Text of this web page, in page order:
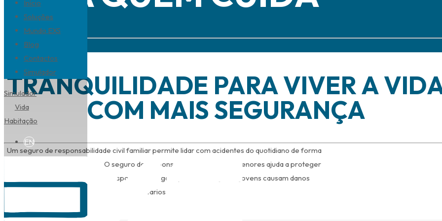
Início
Soluções
Mundo EXS
Blog
Contactos
Simulador
Simulador
Vida
Habitação
EN
Simular agora
TRANQUILIDADE PARA VIVER A
COM MAIS SEGURANÇA
Um seguro de responsabilidade civil familiar permite lidar com acidentes do quotidiano de forma
mais tranquila e responsável. O seguro de responsabilidade civil para menores ajuda a proteger
financeiramente os pais ou responsáveis legais quando crianças ou jovens causam danos
involuntários a terceiros.